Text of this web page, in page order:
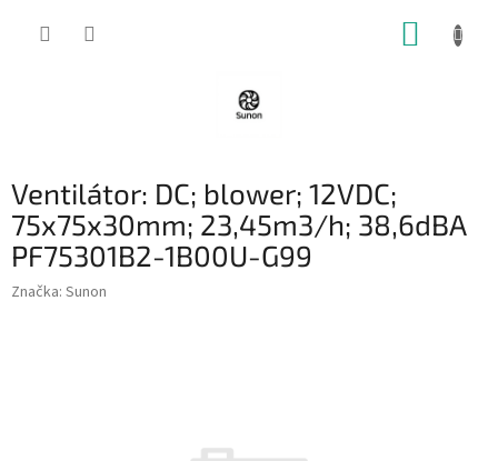
Ventilátor: DC; blower; 12VDC;
75x75x30mm; 23,45m3/h; 38,6dBA
PF75301B2-1B00U-G99
Značka: Sunon